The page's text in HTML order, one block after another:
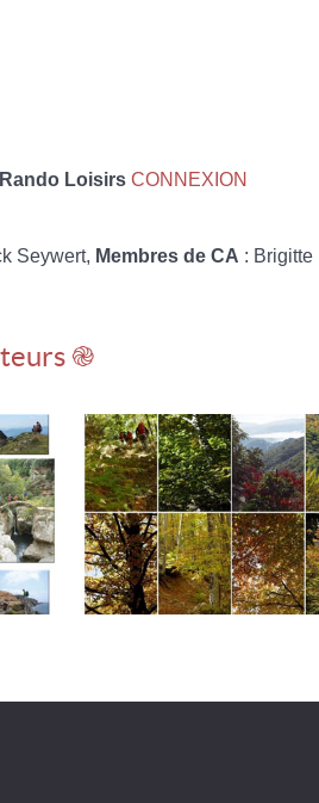
Loisirs CONNEXION
Seywert, Membres de CA : Brigitte
֎